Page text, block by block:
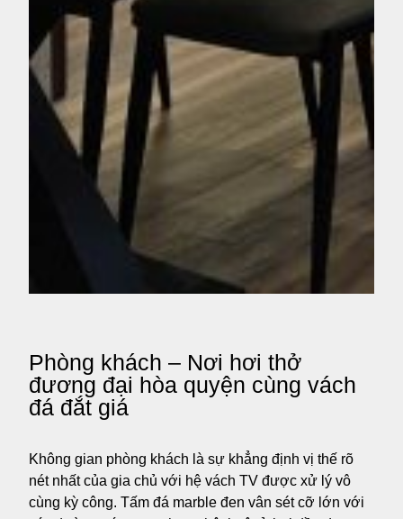
Phòng khách – Nơi hơi thở
đương đại hòa quyện cùng vách
đá đắt giá
Không gian phòng khách là sự khẳng định vị thế rõ
nét nhất của gia chủ với hệ vách TV được xử lý vô
cùng kỳ công. Tấm đá marble đen vân sét cỡ lớn với